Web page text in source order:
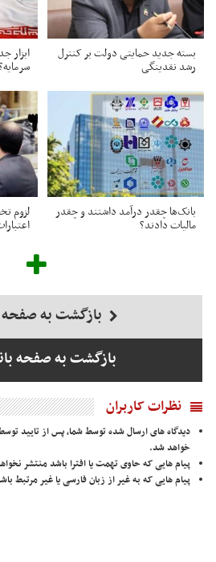
بسته جدید حمایتی دولت بر کنترل
رشد نقدینگی
ابزار
بانک‌ها چقدر درآمد داشتند و چقدر
مالیات دادند؟
لزوم
بازگشت به
بازگشت به صفحه
نظرات کاربران
دیدگاه های ارسال شده توسط شما، پس از تایید
خواهد شد.
پیام هایی که حاوی تهمت یا افترا باشد منتشر
پیام هایی که به غیر از زبان فارسی یا غیر مرتبط